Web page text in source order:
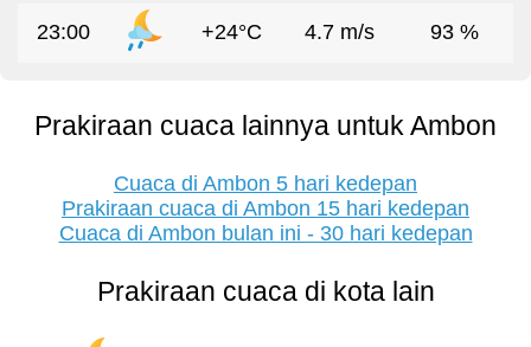
23:00 +24°C 4.7 m/s 93 %
Prakiraan cuaca lainnya untuk Ambon
Cuaca di Ambon 5 hari kedepan
Prakiraan cuaca di Ambon 15 hari kedepan
Cuaca di Ambon bulan ini - 30 hari kedepan
Prakiraan cuaca di kota lain